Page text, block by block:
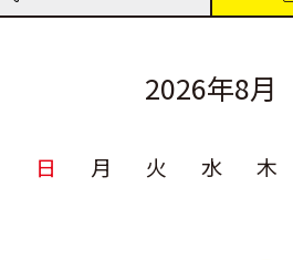
2026年8月
日 月 火 水 木